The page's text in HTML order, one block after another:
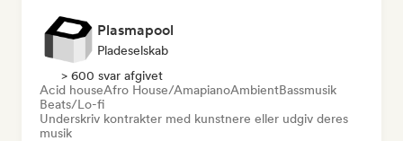
Plasmapool
Pladeselskab
> 600 svar afgivet
Acid houseAfro House/AmapianoAmbientBassmusik
Beats/Lo-fi
Underskriv kontrakter med kunstnere eller udgiv deres
musik